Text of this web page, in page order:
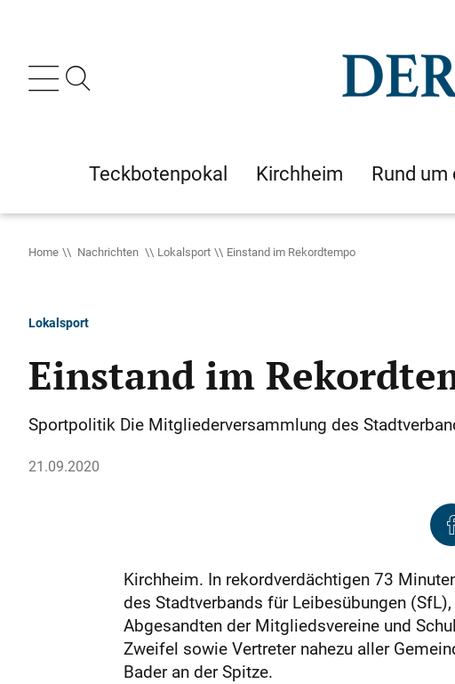
Teckbotenpokal Kirchheim Rund um
Home Nachrichten Lokalsport Einstand im Rekordtempo
Lokalsport
Einstand im
Sportpolitik Die Mitgliederversammlung des
21.09.2020
Kirchheim. In rekordverdächtigen 73
des Stadtverbands für Leibesübungen
Abgesandten der Mitgliedsvereine und
Zweifel sowie Vertreter nahezu aller
Bader an der Spitze.